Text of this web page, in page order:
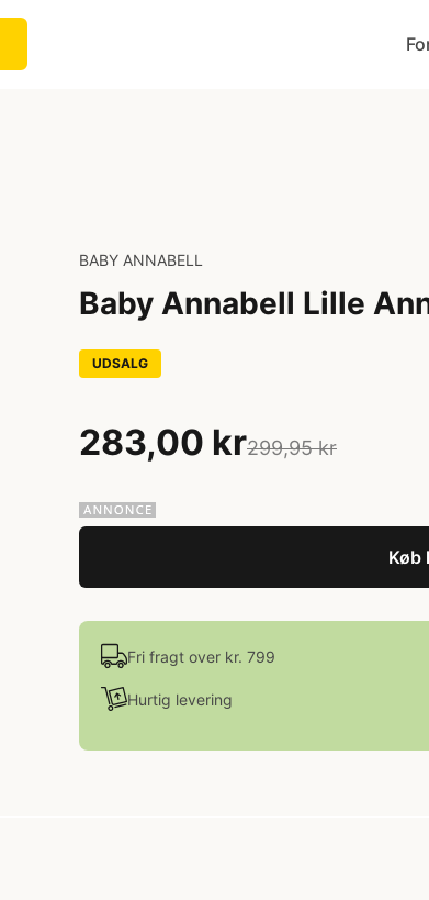
BABY ANNABELL
Baby Annabell Lille
UDSALG
283,00 kr299,95 kr
Køb
Fri fragt over kr. 799
Hurtig levering